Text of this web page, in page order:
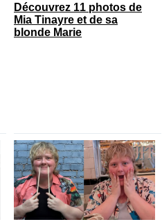
Découvrez 11 photos de
Mia Tinayre et de sa
blonde Marie